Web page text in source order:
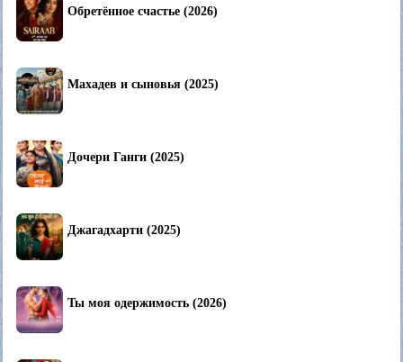
Обретённое счастье (2026)
Махадев и сыновья (2025)
Дочери Ганги (2025)
Джагадхарти (2025)
Ты моя одержимость (2026)